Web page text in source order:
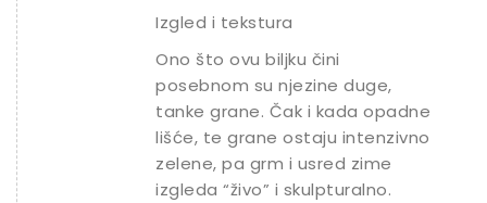
Izgled i tekstura
Ono što ovu biljku čini
posebnom su njezine duge,
tanke grane. Čak i kada opadne
lišće, te grane ostaju intenzivno
zelene, pa grm i usred zime
izgleda “živo” i skulpturalno.